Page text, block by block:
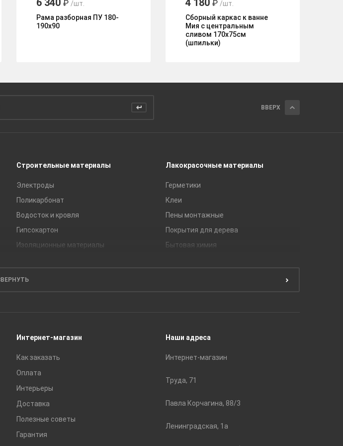
6 340 ₽ /шт.
Рама разборная ПУ 180-
190х90
4 180 ₽ /шт.
Сборный каркас к ванне
Мия с центральным
сливом 170х75см
(шпильки)
ВВЕРХ
Строительные материалы
Электроды
Поликарбонат
Водосток и кровля
Гипсокартон
Изоляционные материалы
Сухие смеси
Лакокрасочные материалы
Герметики
Клеи
Пены монтажные
Покрытия для дерева
Бытовая химия
Интернет-магазин
Как заказать
Оплата
Интерьеры
Доставка
Полезные советы
Гарантия
Наши адреса
Интернет-магазин
Труда, 71
Павла Корчагина, 88/3
Ленинградская, 1а